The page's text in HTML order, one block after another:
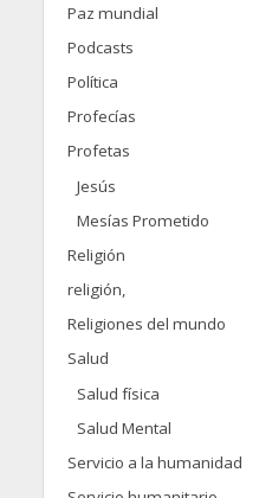
Paz mundial
Podcasts
Política
Profecías
Profetas
Jesús
Mesías Prometido
Religión
religión,
Religiones del mundo
Salud
Salud física
Salud Mental
Servicio a la humanidad